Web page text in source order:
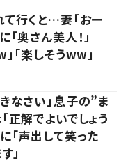
行くと…妻「おー
奥さん美人！」
「楽しそうww」
なさい」息子の”ま
解でよいでしょう
「声出して笑った
」